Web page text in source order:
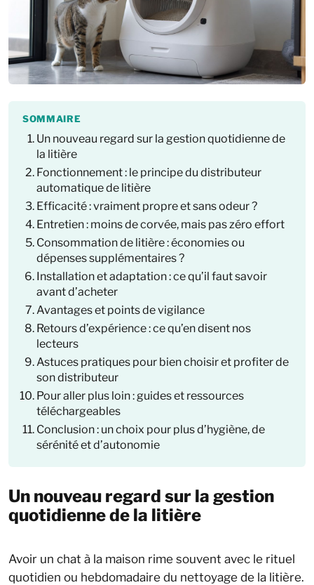
SOMMAIRE
Un nouveau regard sur la gestion quotidienne de
la litière
Fonctionnement : le principe du distributeur
automatique de litière
Efficacité : vraiment propre et sans odeur ?
Entretien : moins de corvée, mais pas zéro effort
Consommation de litière : économies ou
dépenses supplémentaires ?
Installation et adaptation : ce qu’il faut savoir
avant d’acheter
Avantages et points de vigilance
Retours d’expérience : ce qu’en disent nos
lecteurs
Astuces pratiques pour bien choisir et profiter de
son distributeur
Pour aller plus loin : guides et ressources
téléchargeables
Conclusion : un choix pour plus d’hygiène, de
sérénité et d’autonomie
Un nouveau regard sur la gestion
quotidienne de la litière
Avoir un chat à la maison rime souvent avec le rituel
quotidien ou hebdomadaire du nettoyage de la litière.